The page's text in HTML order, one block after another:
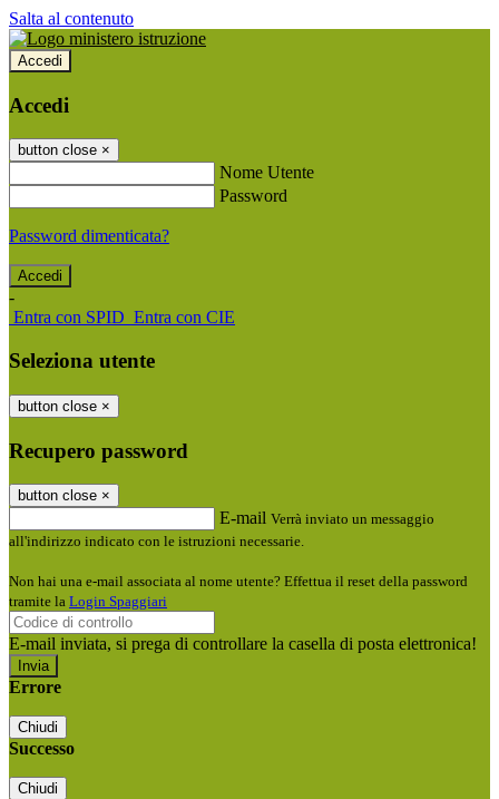
Salta al contenuto
Accedi
Accedi
button close ×
Nome Utente
Password
Password dimenticata?
-
Entra con SPID Entra con CIE
Seleziona utente
button close ×
Recupero password
button close ×
E-mail Verrà inviato un messaggio
all'indirizzo indicato con le istruzioni necessarie.
Non hai una e-mail associata al nome utente? Effettua il reset della password
tramite la Login Spaggiari
E-mail inviata, si prega di controllare la casella di posta elettronica!
Errore
Chiudi
Successo
Chiudi